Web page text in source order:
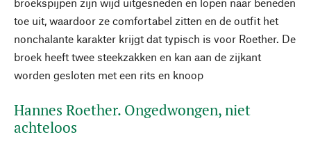
toe uit, waardoor ze comfortabel zitten en de outfit het
nonchalante karakter krijgt dat typisch is voor Roether. De
broek heeft twee steekzakken en kan aan de zijkant
worden gesloten met een rits en knoop
Hannes Roether. Ongedwongen, niet
achteloos